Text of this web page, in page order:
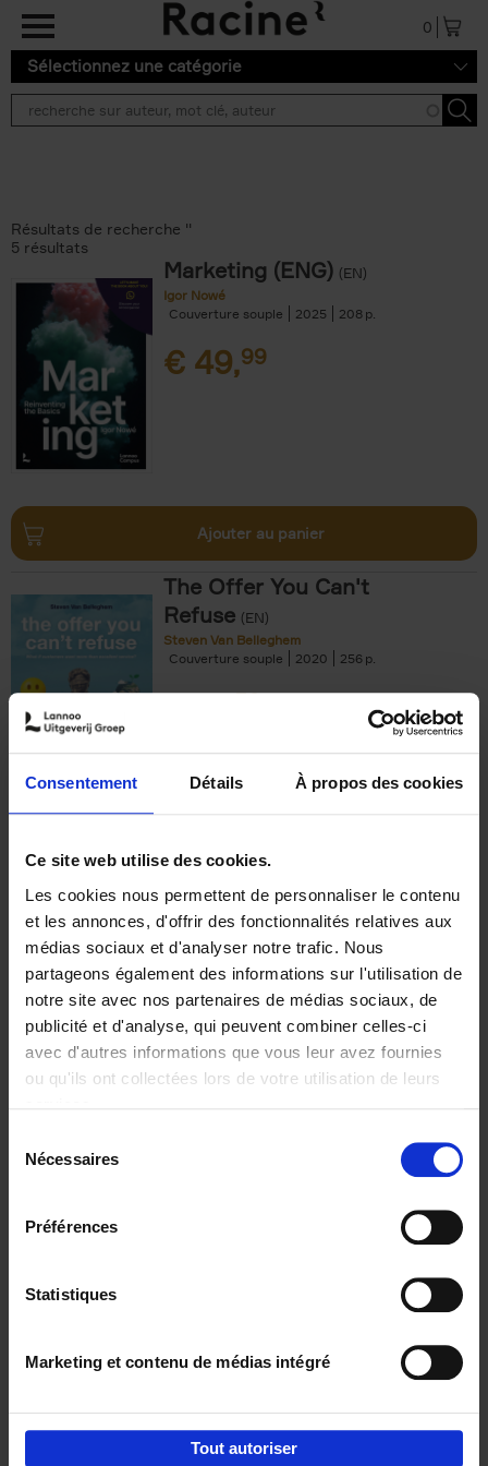
Consentement Détails À propos des cookies
Ce site web utilise des cookies.
Les cookies nous permettent de personnaliser le contenu
et les annonces, d'offrir des fonctionnalités relatives aux
médias sociaux et d'analyser notre trafic. Nous
partageons également des informations sur l'utilisation de
notre site avec nos partenaires de médias sociaux, de
publicité et d'analyse, qui peuvent combiner celles-ci
avec d'autres informations que vous leur avez fournies
ou qu'ils ont collectées lors de votre utilisation de leurs
Nécessaires
Préférences
Statistiques
Marketing et contenu de médias intégré
Tout autoriser
Aller au contenu principal
0
Sélectionnez une catégorie
Résultats de recherche ''
5 résultats
Marketing (ENG) (EN)
Igor Nowé
Couverture souple
2025 208
€ 49,99
Ajouter au panier
The Offer You Can't
Refuse (EN)
Steven Van Belleghem
Couverture souple
2020 256
€37,50
Building Bonds = Building
Business
Jochen Roef Jozefien De Feyter
Carolien Boom
Couverture souple
2025 200
€29,99
Digital marketing like a PRO -
completely revised edition (EN)